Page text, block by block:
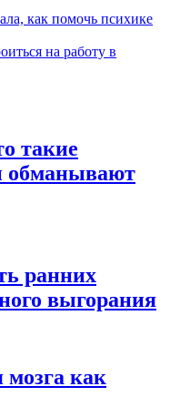
как помочь психике
на работу в
такие
обманывают
ранних
выгорания
мозга как